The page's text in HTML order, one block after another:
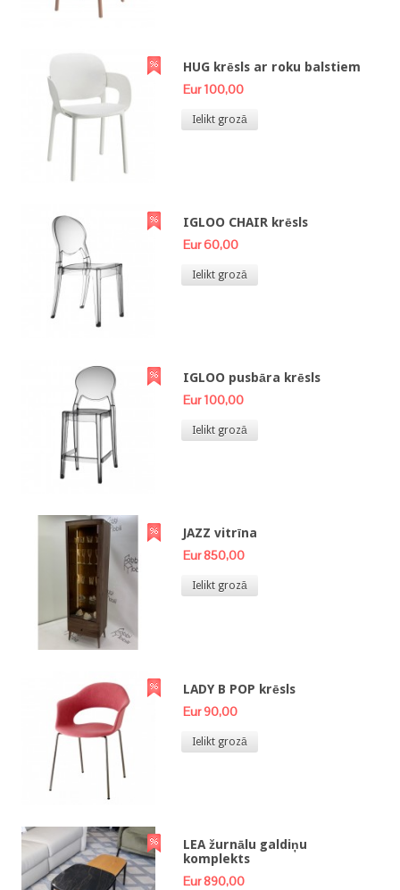
HUG krēsls ar roku balstiem
Eur 100,00
Ielikt grozā
IGLOO CHAIR krēsls
Eur 60,00
Ielikt grozā
IGLOO pusbāra krēsls
Eur 100,00
Ielikt grozā
JAZZ vitrīna
Eur 850,00
Ielikt grozā
LADY B POP krēsls
Eur 90,00
Ielikt grozā
LEA žurnālu galdiņu
komplekts
Eur 890,00